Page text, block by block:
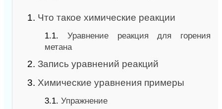
1. Что такое химические реакции
1.1. Уравнение реакция для горения
метана
2. Запись уравнений реакций
3. Химические уравнения примеры
3.1. Упражнение